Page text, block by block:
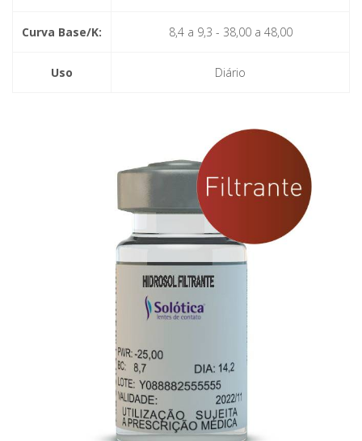
Curva Base/K: 8,4 a 9,3 - 38,00 a 48,00
Uso Diário